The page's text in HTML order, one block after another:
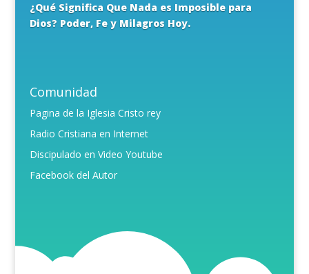
¿Qué Significa Que Nada es Imposible para
Dios? Poder, Fe y Milagros Hoy.
Comunidad
Pagina de la Iglesia Cristo rey
Radio Cristiana en Internet
Discipulado en Video Youtube
Facebook del Autor